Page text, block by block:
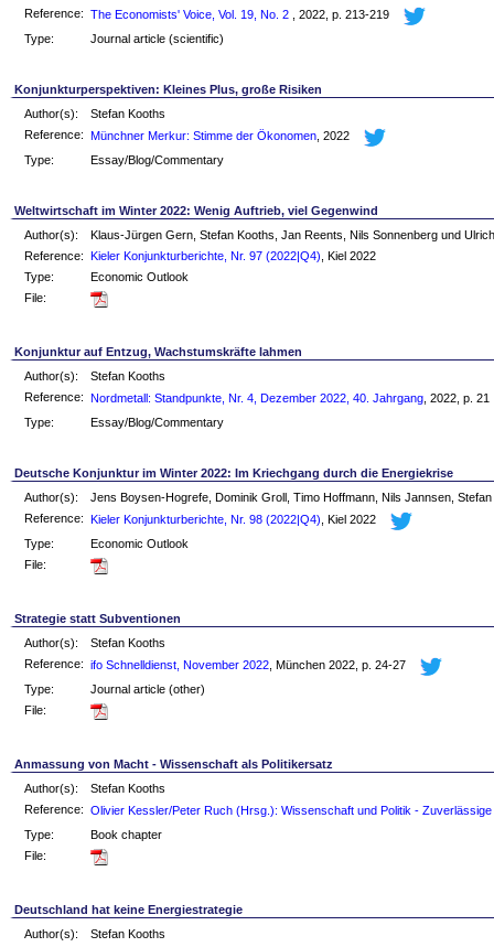
Reference:
The Economists' Voice, Vol. 19, No. 2
, 2022, p. 213-219
Type:
Journal article (scientific)
Konjunkturperspektiven: Kleines Plus, große Risiken
Author(s):
Stefan Kooths
Reference:
Münchner Merkur: Stimme der Ökonomen , 2022
Type:
Essay/Blog/Commentary
Weltwirtschaft im Winter 2022: Wenig Auftrieb, viel Gegenwind
Author(s):
Klaus-Jürgen Gern, Stefan Kooths, Jan Reents, Nils Sonnenberg und
Reference:
Kieler Konjunkturberichte, Nr. 97 (2022|Q4) , Kiel 2022
Type:
Economic Outlook
File:
Konjunktur auf Entzug, Wachstumskräfte lahmen
Author(s):
Stefan Kooths
Reference:
Nordmetall: Standpunkte, Nr. 4, Dezember 2022, 40. Jahrgang , 2022, p. 21
Type:
Essay/Blog/Commentary
Deutsche Konjunktur im Winter 2022: Im Kriechgang durch die Energiekrise
Author(s):
Jens Boysen-Hogrefe, Dominik Groll, Timo Hoffmann, Nils Jannsen,
Reference:
Kieler Konjunkturberichte, Nr. 98 (2022|Q4) , Kiel 2022
Type:
Economic Outlook
File:
Strategie statt Subventionen
Author(s):
Stefan Kooths
Reference:
ifo Schnelldienst, November 2022 , München 2022, p. 24-27
Type:
Journal article (other)
File:
Anmassung von Macht - Wissenschaft als Politikersatz
Author(s):
Stefan Kooths
Reference:
Olivier Kessler/Peter Ruch (Hrsg.): Wissenschaft und Politik -
Type:
Book chapter
File:
Deutschland hat keine Energiestrategie
Author(s):
Stefan Kooths